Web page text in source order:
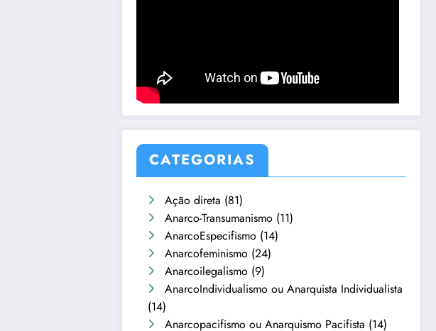
CATEGORIAS
Ação direta (81)
Anarco-Transumanismo (11)
AnarcoEspecifismo (14)
Anarcofeminismo (24)
Anarcoilegalismo (9)
AnarcoIndividualismo ou Anarquista Individualista
(14)
Anarcopacifismo ou Anarquismo Pacifista (14)